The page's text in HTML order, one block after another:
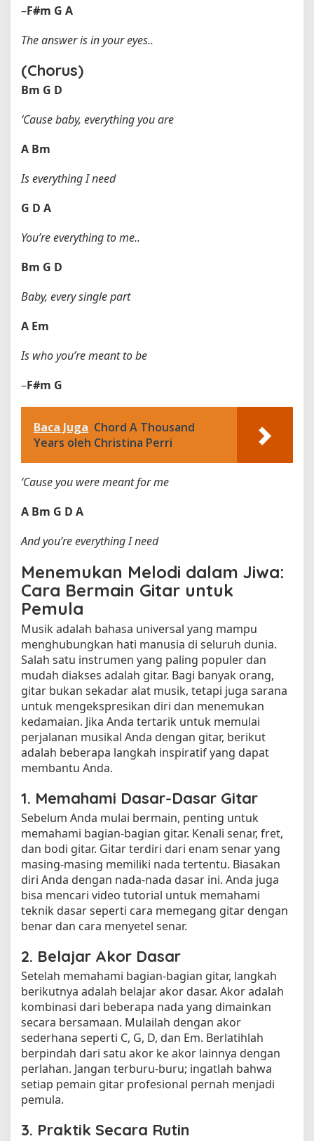
–F#m G A
The answer is in your eyes..
(Chorus)
Bm G D
‘Cause baby, everything you are
A Bm
Is everything I need
G D A
You’re everything to me..
Bm G D
Baby, every single part
A Em
Is who you’re meant to be
–F#m G
Baca Juga Chord A Thousand
Years oleh Christina Perri
‘Cause you were meant for me
A Bm G D A
And you’re everything I need
Menemukan Melodi dalam Jiwa:
Cara Bermain Gitar untuk
Pemula
Musik adalah bahasa universal yang mampu
menghubungkan hati manusia di seluruh dunia.
Salah satu instrumen yang paling populer dan
mudah diakses adalah gitar. Bagi banyak orang,
gitar bukan sekadar alat musik, tetapi juga sarana
untuk mengekspresikan diri dan menemukan
kedamaian. Jika Anda tertarik untuk memulai
perjalanan musikal Anda dengan gitar, berikut
adalah beberapa langkah inspiratif yang dapat
membantu Anda.
1. Memahami Dasar-Dasar Gitar
Sebelum Anda mulai bermain, penting untuk
memahami bagian-bagian gitar. Kenali senar, fret,
dan bodi gitar. Gitar terdiri dari enam senar yang
masing-masing memiliki nada tertentu. Biasakan
diri Anda dengan nada-nada dasar ini. Anda juga
bisa mencari video tutorial untuk memahami
teknik dasar seperti cara memegang gitar dengan
benar dan cara menyetel senar.
2. Belajar Akor Dasar
Setelah memahami bagian-bagian gitar, langkah
berikutnya adalah belajar akor dasar. Akor adalah
kombinasi dari beberapa nada yang dimainkan
secara bersamaan. Mulailah dengan akor
sederhana seperti C, G, D, dan Em. Berlatihlah
berpindah dari satu akor ke akor lainnya dengan
perlahan. Jangan terburu-buru; ingatlah bahwa
setiap pemain gitar profesional pernah menjadi
pemula.
3. Praktik Secara Rutin